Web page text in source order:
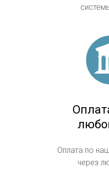
Оплата по
через